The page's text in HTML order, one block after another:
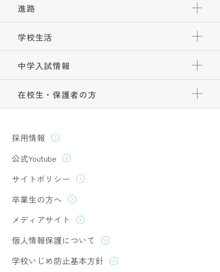
進路
学校生活
中学入試情報
在校生・保護者の方
採用情報
公式Youtube
サイトポリシー
卒業生の方へ
メディアサイト
個人情報保護について
学校いじめ防止基本方針